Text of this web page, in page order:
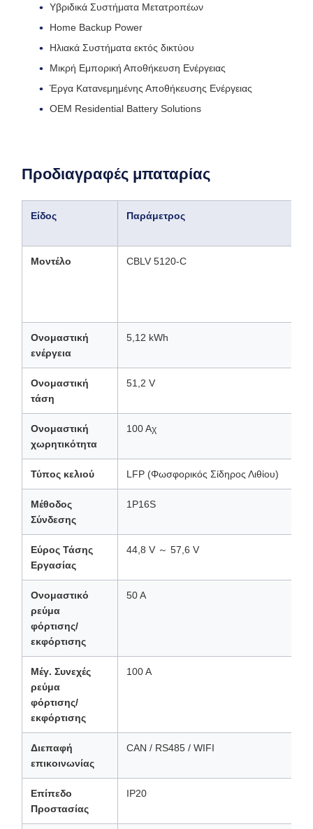
Υβριδικά Συστήματα Μετατροπέων
Home Backup Power
Ηλιακά Συστήματα εκτός δικτύου
Μικρή Εμπορική Αποθήκευση Ενέργειας
Έργα Κατανεμημένης Αποθήκευσης Ενέργειας
OEM Residential Battery Solutions
Προδιαγραφές μπαταρίας
Είδος Παράμετρος
Μοντέλο CBLV 5120-C
Ονομαστική
ενέργεια
5,12 kWh
Ονομαστική
τάση
51,2 V
Ονομαστική
χωρητικότητα
100 Αχ
Τύπος κελιού LFP (Φωσφορικός Σίδηρος Λιθίου)
Μέθοδος
Σύνδεσης
1P16S
Εύρος Τάσης
Εργασίας
44,8 V ～ 57,6 V
Ονομαστικό
ρεύμα
φόρτισης/
εκφόρτισης
50 Α
Μέγ. Συνεχές
ρεύμα
φόρτισης/
εκφόρτισης
100 Α
Διεπαφή
επικοινωνίας
CAN / RS485 / WIFI
Επίπεδο
Προστασίας
IP20